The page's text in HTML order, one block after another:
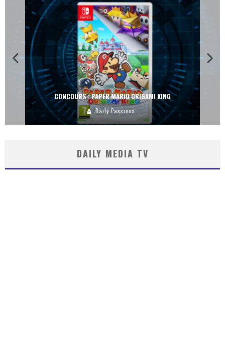
CONCOURS : PAPER MARIO ORIGAMI KING
Daily Passions
DAILY MEDIA TV